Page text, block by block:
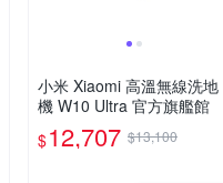
小米 Xiaomi 高溫無線洗地
機 W10 Ultra 官方旗艦館
$12,707 $13,100